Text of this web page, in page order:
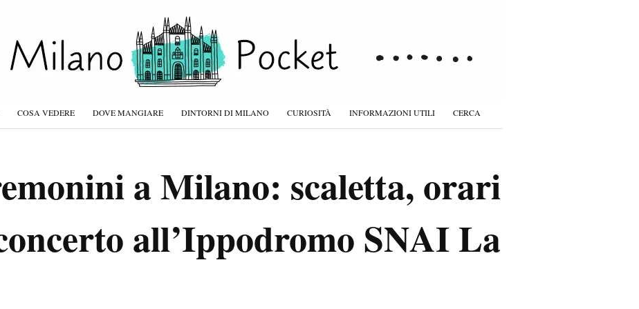
COSA VEDERE DOVE MANGIARE DINTORNI DI MILANO CURIOSITÀ INFORMAZIONI UTILI CERCA
a Milano: scaletta, orari
all’Ippodromo SNAI La